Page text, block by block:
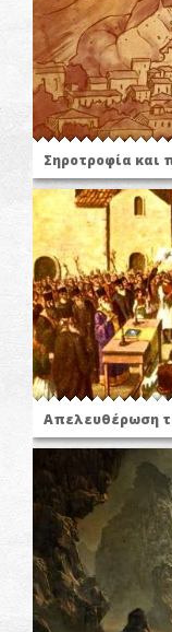
Σηροτροφία και
Απελευθέρωση